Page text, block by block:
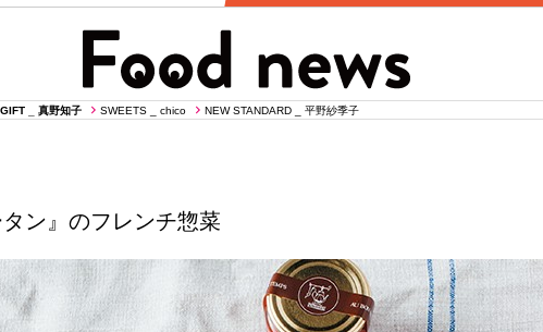
GIFT _ 真野知子 SWEETS _ chico NEW STANDARD _ 平野紗季子
タン』のフレンチ惣菜